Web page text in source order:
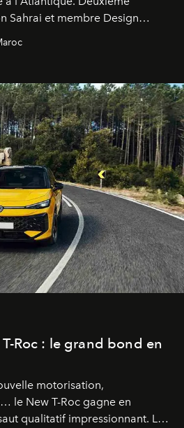
Sahrai et membre Design
cinq étoiles signé Christophe
vie complet. On y a déjeuné…
Roc : le grand bond en
motorisation,
le New T-Roc gagne en
qualitatif impressionnant. Le